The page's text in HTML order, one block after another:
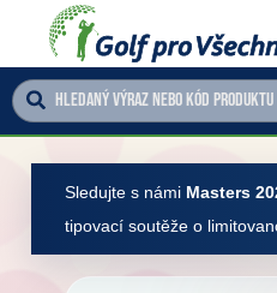
Sledujte s námi Masters
tipovací soutěže o